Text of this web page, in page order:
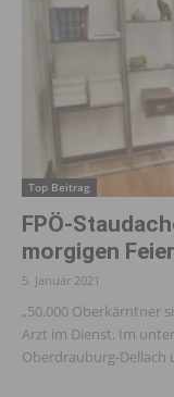
Top Beitrag
FPÖ-
morgigen
5. Januar 2021
„50.000 Oberkärntner
Arzt im Dienst. Im
Oberdrauburg-Dellach